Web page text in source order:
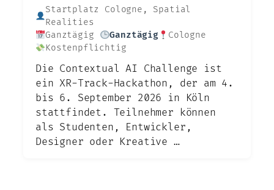
Startplatz Cologne, Spatial
Realities
Ganztägig
Ganztägig
Cologne
Kostenpflichtig
Die Contextual AI Challenge ist
ein XR-Track-Hackathon, der am 4.
bis 6. September 2026 in Köln
stattfindet. Teilnehmer können
als Studenten, Entwickler,
Designer oder Kreative …